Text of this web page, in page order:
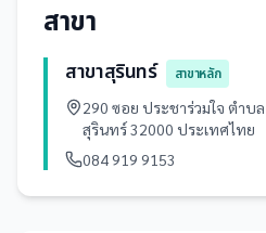
สาขา
สาขาสุรินทร์
สาขาหลัก
290 ซอย ประชาร่วมใจ ตำบล
สุรินทร์ 32000 ประเทศไทย
084 919 9153